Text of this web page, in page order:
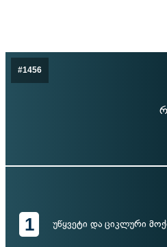
#1456
1 უწყვეტი და ციკლური